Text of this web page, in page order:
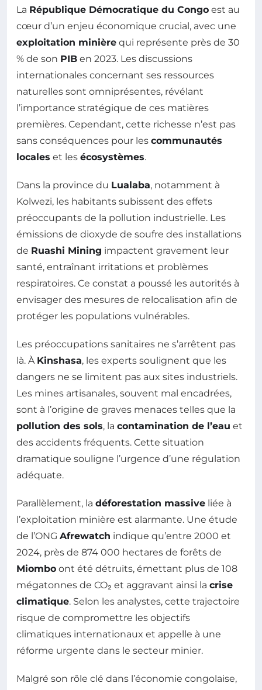
La République Démocratique du Congo est au
cœur d’un enjeu économique crucial, avec une
exploitation minière qui représente près de 30
% de son PIB en 2023. Les discussions
internationales concernant ses ressources
naturelles sont omniprésentes, révélant
l’importance stratégique de ces matières
premières. Cependant, cette richesse n’est pas
sans conséquences pour les communautés
locales et les écosystèmes.
Dans la province du Lualaba, notamment à
Kolwezi, les habitants subissent des effets
préoccupants de la pollution industrielle. Les
émissions de dioxyde de soufre des installations
de Ruashi Mining impactent gravement leur
santé, entraînant irritations et problèmes
respiratoires. Ce constat a poussé les autorités à
envisager des mesures de relocalisation afin de
protéger les populations vulnérables.
Les préoccupations sanitaires ne s’arrêtent pas
là. À Kinshasa, les experts soulignent que les
dangers ne se limitent pas aux sites industriels.
Les mines artisanales, souvent mal encadrées,
sont à l’origine de graves menaces telles que la
pollution des sols, la contamination de l’eau et
des accidents fréquents. Cette situation
dramatique souligne l’urgence d’une régulation
adéquate.
Parallèlement, la déforestation massive liée à
l’exploitation minière est alarmante. Une étude
de l’ONG Afrewatch indique qu’entre 2000 et
2024, près de 874 000 hectares de forêts de
Miombo ont été détruits, émettant plus de 108
mégatonnes de CO₂ et aggravant ainsi la crise
climatique. Selon les analystes, cette trajectoire
risque de compromettre les objectifs
climatiques internationaux et appelle à une
réforme urgente dans le secteur minier.
Malgré son rôle clé dans l’économie congolaise,